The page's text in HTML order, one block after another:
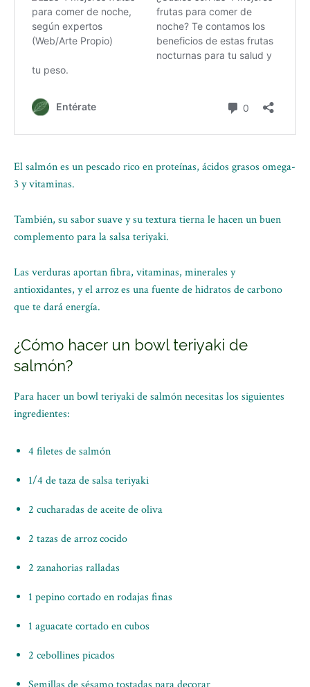
El salmón es un pescado rico en proteínas, ácidos grasos omega-
3 y vitaminas.
También, su sabor suave y su textura tierna le hacen un buen
complemento para la salsa teriyaki.
Las verduras aportan fibra, vitaminas, minerales y
antioxidantes, y el arroz es una fuente de hidratos de carbono
que te dará energía.
¿Cómo hacer un bowl teriyaki de
salmón?
Para hacer un bowl teriyaki de salmón necesitas los siguientes
ingredientes:
4 filetes de salmón
1/4 de taza de salsa teriyaki
2 cucharadas de aceite de oliva
2 tazas de arroz cocido
2 zanahorias ralladas
1 pepino cortado en rodajas finas
1 aguacate cortado en cubos
2 cebollines picados